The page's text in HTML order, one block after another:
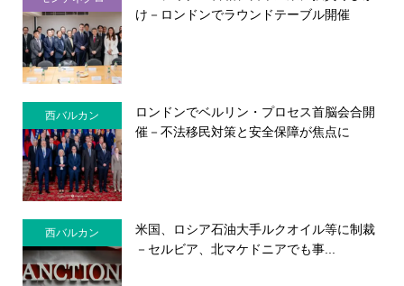
け－ロンドンでラウンドテーブル開催
西バルカン
ロンドンでベルリン・プロセス首脳会合開
催－不法移民対策と安全保障が焦点に
西バルカン
米国、ロシア石油大手ルクオイル等に制裁
－セルビア、北マケドニアでも事...